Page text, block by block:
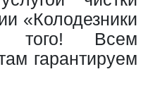
«Колодезники
Всем
гарантируем